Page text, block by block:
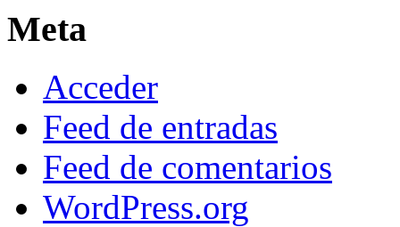
Meta
Acceder
Feed de entradas
Feed de comentarios
WordPress.org